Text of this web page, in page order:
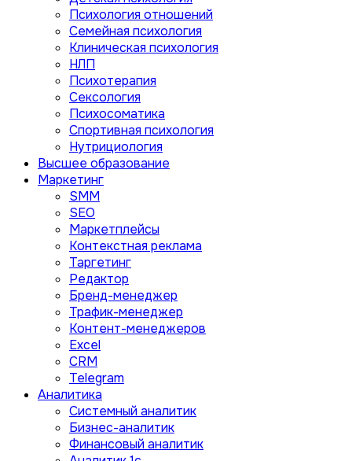
Психология отношений
Семейная психология
Клиническая психология
НЛП
Психотерапия
Сексология
Психосоматика
Спортивная психология
Нутрициология
Высшее образование
Маркетинг
SMM
SEO
Маркетплейсы
Контекстная реклама
Таргетинг
Редактор
Бренд-менеджер
Трафик-менеджер
Контент-менеджеров
Excel
CRM
Telegram
Аналитика
Системный аналитик
Бизнес-аналитик
Финансовый аналитик